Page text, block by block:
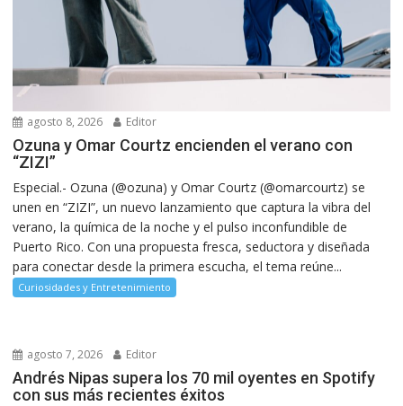
agosto 8, 2026 Editor
Ozuna y Omar Courtz encienden el verano con
“ZIZI”
Especial.- Ozuna (@ozuna) y Omar Courtz (@omarcourtz) se
unen en “ZIZI”, un nuevo lanzamiento que captura la vibra del
verano, la química de la noche y el pulso inconfundible de
Puerto Rico. Con una propuesta fresca, seductora y diseñada
para conectar desde la primera escucha, el tema reúne...
Curiosidades y Entretenimiento
agosto 7, 2026 Editor
Andrés Nipas supera los 70 mil oyentes en Spotify
con sus más recientes éxitos